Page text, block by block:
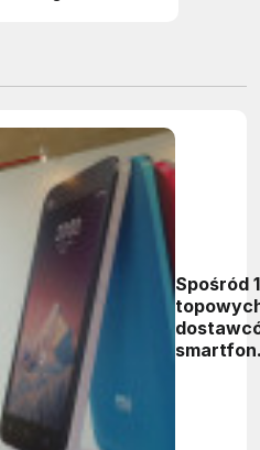
Spośród